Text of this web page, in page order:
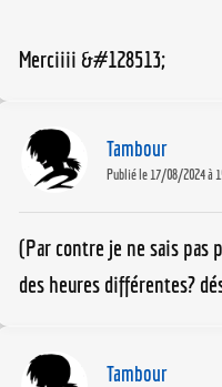
Merciiii &#128513;
Tambour
Publié le 17/08/2024 à
(Par contre je ne sais pas
des heures différentes?
Tambour